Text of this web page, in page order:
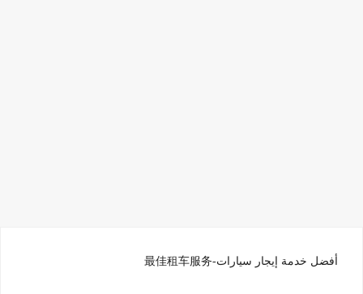
أفضل خدمة إيجار سيارات-最佳租车服务